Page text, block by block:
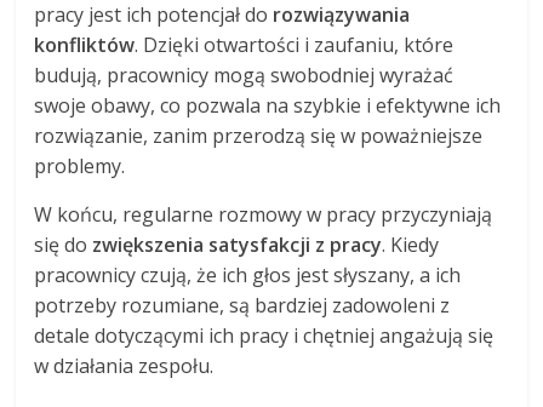
pracy jest ich potencjał do rozwiązywania
konfliktów. Dzięki otwartości i zaufaniu, które
budują, pracownicy mogą swobodniej wyrażać
swoje obawy, co pozwala na szybkie i efektywne ich
rozwiązanie, zanim przerodzą się w poważniejsze
problemy.
W końcu, regularne rozmowy w pracy przyczyniają
się do zwiększenia satysfakcji z pracy. Kiedy
pracownicy czują, że ich głos jest słyszany, a ich
potrzeby rozumiane, są bardziej zadowoleni z
detale dotyczącymi ich pracy i chętniej angażują się
w działania zespołu.